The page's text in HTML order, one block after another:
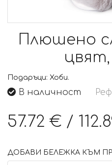
Плюшено
цвят,
Подаръци: Хоби.
В наличност
57.72 € /
ДОБАВИ БЕЛЕЖКА КЪМ